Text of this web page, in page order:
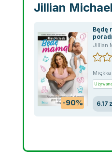
Jillian
-90%
Będę
Jillian
Miękka
Używana
6.17